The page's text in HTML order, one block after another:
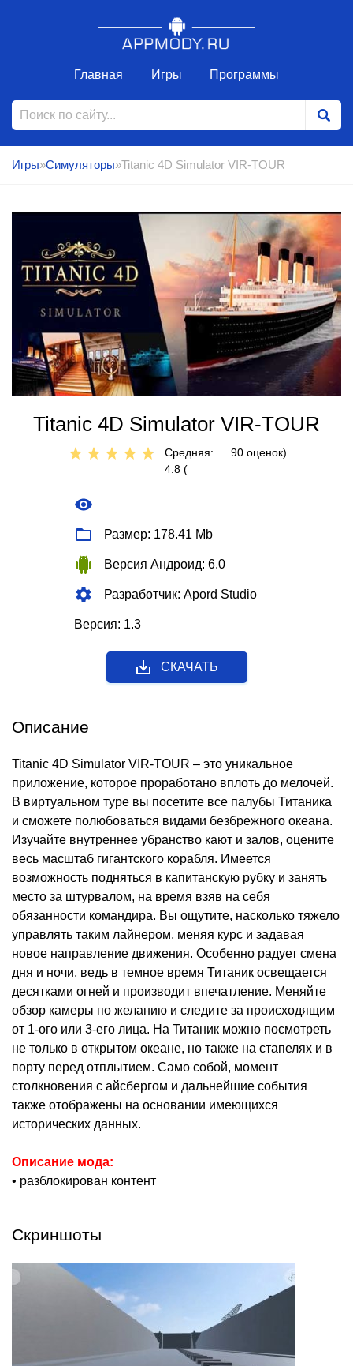
Главная Игры Программы
Игры»Симуляторы»Titanic 4D Simulator VIR-TOUR
Titanic 4D Simulator VIR-TOUR
Средняя:
4.8 (
90 оценок)
Размер: 178.41 Mb
Версия Андроид: 6.0
Разработчик: Apord Studio
Версия: 1.3
СКАЧАТЬ
Описание
Titanic 4D Simulator VIR-TOUR – это уникальное
приложение, которое проработано вплоть до мелочей.
В виртуальном туре вы посетите все палубы Титаника
и сможете полюбоваться видами безбрежного океана.
Изучайте внутреннее убранство кают и залов, оцените
весь масштаб гигантского корабля. Имеется
возможность подняться в капитанскую рубку и занять
место за штурвалом, на время взяв на себя
обязанности командира. Вы ощутите, насколько тяжело
управлять таким лайнером, меняя курс и задавая
новое направление движения. Особенно радует смена
дня и ночи, ведь в темное время Титаник освещается
десятками огней и производит впечатление. Меняйте
обзор камеры по желанию и следите за происходящим
от 1-ого или 3-его лица. На Титаник можно посмотреть
не только в открытом океане, но также на стапелях и в
порту перед отплытием. Само собой, момент
столкновения с айсбергом и дальнейшие события
также отображены на основании имеющихся
исторических данных.
Описание мода:
• разблокирован контент
Скриншоты